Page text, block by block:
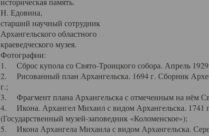
Н. Едовина,
старший научный сотрудник
Архангельского областного
краеведческого музея.
Фотографии:
1. Сброс купола со Свято-Троицкого собора. Апрель 1929
2. Рисованный план Архангельска. 1694 г. Сборник
г.;
3. Фрагмент плана Архангельска с отмеченным на нём
4. Икона. Архангел Михаил с видом Архангельска. 1741
(Государственный музей-заповедник «Коломенское»);
5. Икона Архангела Михаила с видом Архангельска.